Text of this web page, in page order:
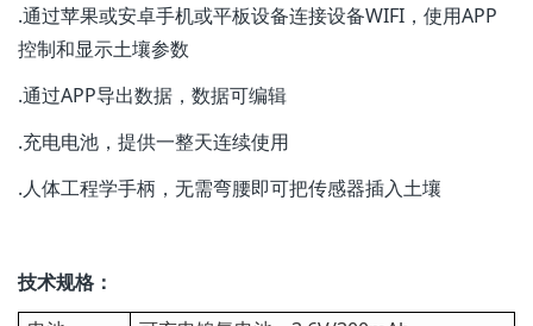
.通过苹果或安卓手机或平板设备连接设备WIFI，使用APP
控制和显示土壤参数
.通过APP导出数据，数据可编辑
.充电电池，提供一整天连续使用
.人体工程学手柄，无需弯腰即可把传感器插入土壤
技术规格：